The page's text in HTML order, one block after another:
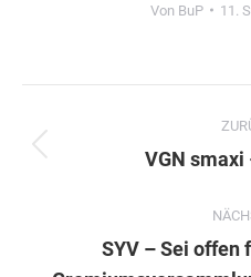
Von BuP 11.
VGN
SYV – Sei offen